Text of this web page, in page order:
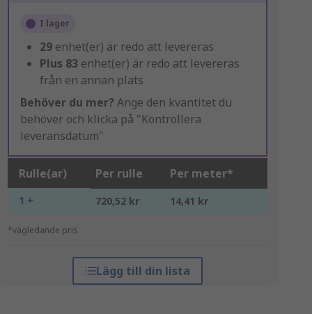
I lager
29 enhet(er) är redo att levereras
Plus 83 enhet(er) är redo att levereras
från en annan plats
Behöver du mer? Ange den kvantitet du
behöver och klicka på "Kontrollera
leveransdatum"
Rulle(ar) Per rulle Per meter*
1 + 720,52 kr 14,41 kr
*vägledande pris
Lägg till din lista